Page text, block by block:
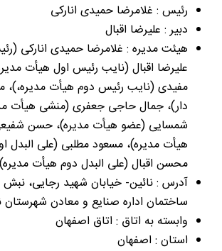
رئیس : غلامرضا حمیدی انارکی
دبیر : علیرضا اقبال
هیئت مدیره : غلامرضا حمیدی انارکی
علیرضا اقبال (نایب رئیس اول هیأت
مفیدی (نایب رئیس دوم هیأت مدیره،)،
دار)، جمال حاجی جعفری (منشی هیأت
شمسایی (عضو هیأت مدیره)، حسن
هیأت مدیره)، مسعود مطلبی (علی البدل
محسن اقبال (علی البدل دوم هیأت مدیره)
آدرس : نائین- خیابان شهید رجایی، نبش
ساختمان اداره صنایع و معادن شهرستان
وابسته به اتاق : اتاق اصفهان
استان : اصفهان